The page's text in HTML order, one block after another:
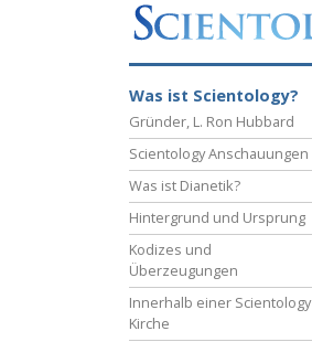
Was ist Scientology?
Gründer, L. Ron Hubbard
Scientology Anschauungen
Was ist Dianetik?
Hintergrund und Ursprung
Kodizes und
Überzeugungen
Innerhalb einer Scientology
Kirche